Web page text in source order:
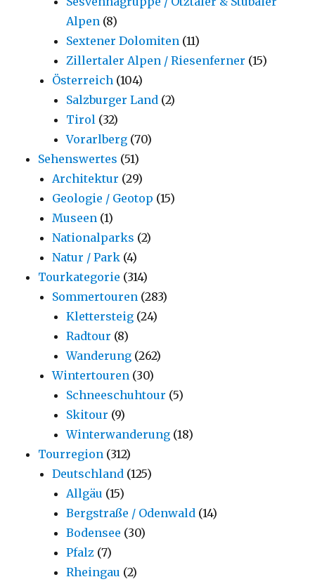
Alpen (8)
Sextener Dolomiten (11)
Zillertaler Alpen / Riesenferner (15)
Österreich (104)
Salzburger Land (2)
Tirol (32)
Vorarlberg (70)
Sehenswertes (51)
Architektur (29)
Geologie / Geotop (15)
Museen (1)
Nationalparks (2)
Natur / Park (4)
Tourkategorie (314)
Sommertouren (283)
Klettersteig (24)
Radtour (8)
Wanderung (262)
Wintertouren (30)
Schneeschuhtour (5)
Skitour (9)
Winterwanderung (18)
Tourregion (312)
Deutschland (125)
Allgäu (15)
Bergstraße / Odenwald (14)
Bodensee (30)
Pfalz (7)
Rheingau (2)